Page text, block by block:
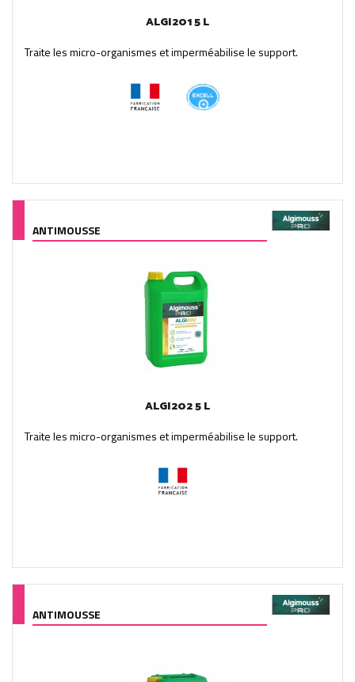
ALGI201 5 L
Traite les micro-organismes et imperméabilise le support.
ANTIMOUSSE
ALGI202 5 L
Traite les micro-organismes et imperméabilise le support.
ANTIMOUSSE